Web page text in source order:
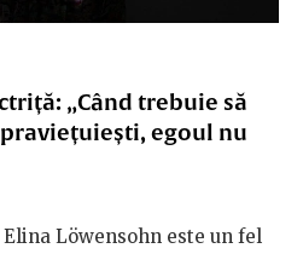
„Când trebuie să
egoul nu
Löwensohn este un fel